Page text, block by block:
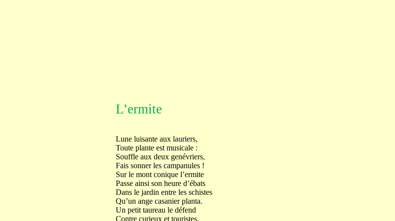
L’ermite
Lune luisante aux lauriers,
Toute plante est musicale :
Souffle aux deux genévriers,
Fais sonner les campanules !
Sur le mont conique l’ermite
Passe ainsi son heure d’ébats
Dans le jardin entre les schistes
Qu’un ange casanier planta.
Un petit taureau le défend
Contre curieux et touristes,